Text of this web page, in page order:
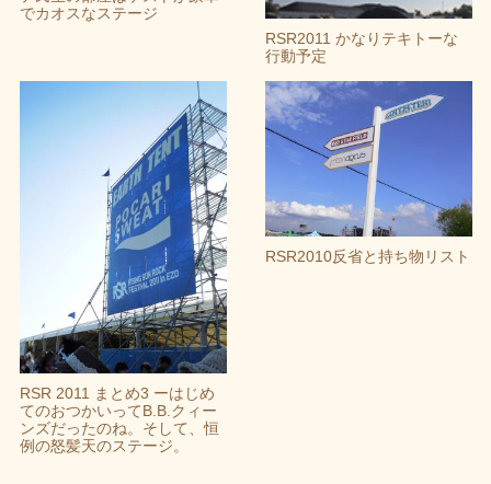
でカオスなステージ
RSR2011 かなりテキトーな
行動予定
RSR 2011 まとめ3 ーはじめ
てのおつかいってB.B.クィー
ンズだったのね。そして、恒
例の怒髪天のステージ。
RSR2010反省と持ち物リスト